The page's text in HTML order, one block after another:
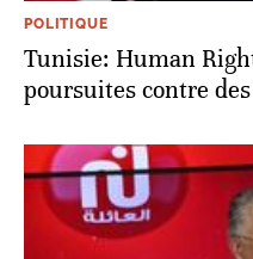
POLITIQUE
Tunisie: Human
poursuites contre